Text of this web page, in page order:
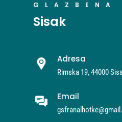
GLAZBENA
Sisak
Adresa
Rimska 19, 44000
Email